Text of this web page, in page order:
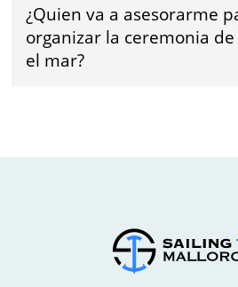
¿Quien va a asesorarme
organizar la ceremonia de
el mar?